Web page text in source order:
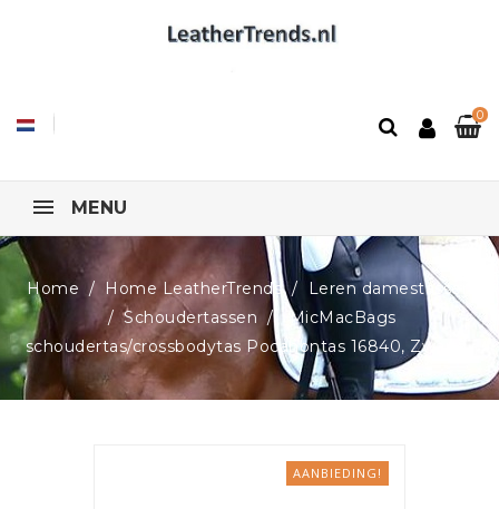
0
MENU
Home Home LeatherTrends
Leren damestassen
Schoudertassen
MicMacBags
schoudertas/crossbodytas Pocahontas 16840, Zwart
AANBIEDING!